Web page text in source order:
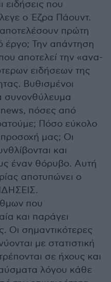
ειδήσεις που
ο Έζρα Πάουντ.
πρώτη
έργο; Την απάντηση
αποτελεί την «ανα-
ειδήσεων της
Βυθισμένοι
συνονθύλευμα
πόσες από
Πόσο εύκολο
προσοχή μας; Οι
και
έναν θόρυβο. Αυτή
αποτυπώνει ο
που
και παράγει
Οι σημαντικότερες
με στατιστική
σε ήχους και
λόγου κάθε